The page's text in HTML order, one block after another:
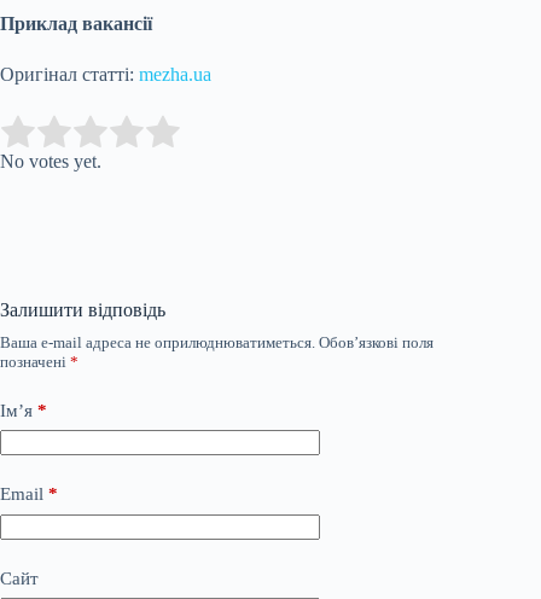
Приклад вакансії
Оригінал статті: mezha.ua
Rate this item:
No votes yet.
Залишити відповідь
Ваша e-mail адреса не оприлюднюватиметься. Обов’язкові поля
позначені *
Ім’я *
Email *
Сайт